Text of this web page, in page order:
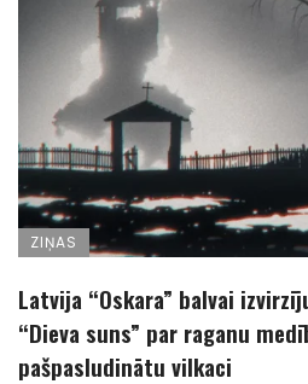
ZIŅAS
Latvija “Oskara” balvai
“Dieva suns” par raganu
pašpasludinātu vilkaci